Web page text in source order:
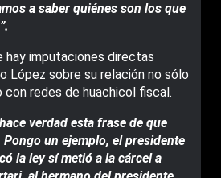
a saber quiénes son los que
hay imputaciones directas
López sobre su relación no sólo
con redes de huachicol fiscal.
verdad esta frase de que
Pongo un ejemplo, el presidente
la ley sí metió a la cárcel a